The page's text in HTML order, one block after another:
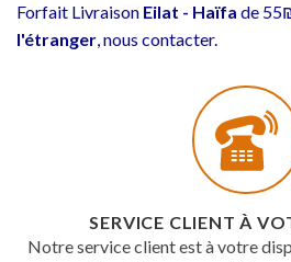
Forfait Livraison Eilat - Haïfa de
l'étranger, nous contacter.
SERVICE CLIENT À
Notre service client est à votre